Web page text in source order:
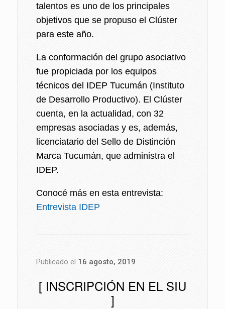
talentos es uno de los principales
objetivos que se propuso el Clúster
para este año.
La conformación del grupo asociativo
fue propiciada por los equipos
técnicos del IDEP Tucumán (Instituto
de Desarrollo Productivo). El Clúster
cuenta, en la actualidad, con 32
empresas asociadas y es, además,
licenciatario del Sello de Distinción
Marca Tucumán, que administra el
IDEP.
Conocé más en esta entrevista:
Entrevista IDEP
Publicado el 16 agosto, 2019
[ INSCRIPCIÓN EN EL SIU
]